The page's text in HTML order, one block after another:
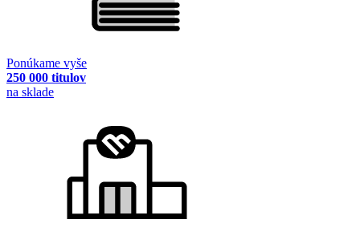
Ponúkame vyše
250 000 titulov
na sklade